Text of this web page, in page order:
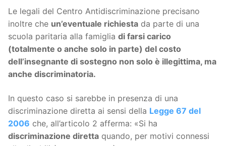
Le legali del Centro Antidiscriminazione precisano
inoltre che un’eventuale richiesta da parte di una
scuola paritaria alla famiglia di farsi carico
(totalmente o anche solo in parte) del costo
dell’insegnante di sostegno non solo è illegittima, ma
anche discriminatoria.
In questo caso si sarebbe in presenza di una
discriminazione diretta ai sensi della Legge 67 del
2006 che, all’articolo 2 afferma: «Si ha
discriminazione diretta quando, per motivi connessi